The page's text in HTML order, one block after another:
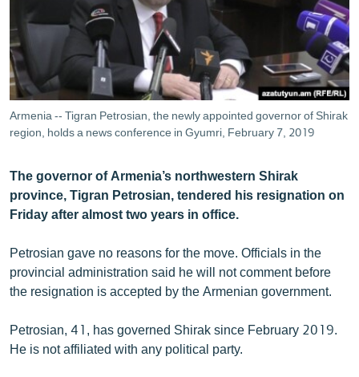
ՄԻՋԱԶԳԱՅԻՆ
ՄՇԱԿՈՒՅԹ
ՍՊՈՐՏ
ՄԵԿՆԱԲԱՆՈՒԹՅՈՒՆ
ՏՏ ԵՒ ԻՆՏԵՐՆԵՏ
ԱՐԽԻՎ
ՏԵՍԱՆՅՈՒԹԵՐ
ԲԱՆԱՎԵՃ
ՁԳՏԵԼՈՎ ԼԱՎԱԳՈՒՅՆԻՆ
ՓՈԴՔԱՍԹ
Հայերեն
Armenia -- Tigran Petrosian, the newly appointed governor of Shirak
region, holds a news conference in Gyumri, February 7, 2019
The governor of Armenia’s northwestern Shirak
province, Tigran Petrosian, tendered his resignation on
Friday after almost two years in office.
Petrosian gave no reasons for the move. Officials in the
provincial administration said he will not comment before
the resignation is accepted by the Armenian government.
Petrosian, 41, has governed Shirak since February 2019.
He is not affiliated with any political party.